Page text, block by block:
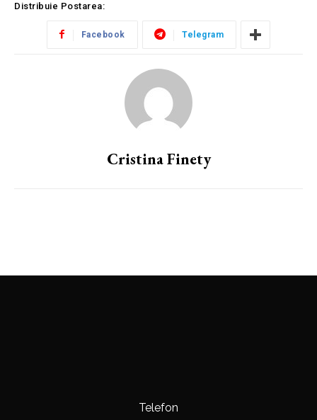
Distribuie Postarea:
Facebook Telegram
Cristina Finety
Telefon